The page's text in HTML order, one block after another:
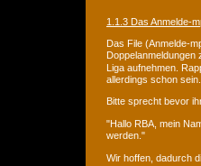
1.1.3 Das Anmelde-
Das File (Anmelde-
Liga aufnehmen.
allerdings schon
Bitte sprecht bevor
"Hallo RBA, mein
werden."
Wir hoffen, dadurch